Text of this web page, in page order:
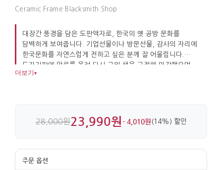
Ceramic Frame Blacksmith Shop
대장간 풍경을 담은 도판액자로, 한국의 옛 공방 문화를
담백하게 보여줍니다. 기업선물이나 방문선물, 감사의 자리에
한국문화를 자연스럽게 전하고 싶은 분께 잘 어울립니다.
도자기판에 안료를 올려 다시 구워 색을 고정해 마감했으며,
나무 프레임이 더해져 벽면 장식으로도 안정감이 있습니다.
더보기 ▾
28,000원23,990원- 4,010원 (14%) 할인